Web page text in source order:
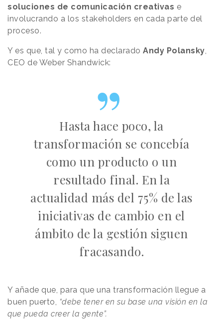
soluciones de comunicación creativas e
involucrando a los stakeholders en cada parte del
proceso.
Y es que, tal y como ha declarado Andy Polansky,
CEO de Weber Shandwick:
Hasta hace poco, la
transformación se concebía
como un producto o un
resultado final. En la
actualidad más del 75% de las
iniciativas de cambio en el
ámbito de la gestión siguen
fracasando.
Y añade que, para que una transformación llegue a
buen puerto, “debe tener en su base una visión en la
que pueda creer la gente”.